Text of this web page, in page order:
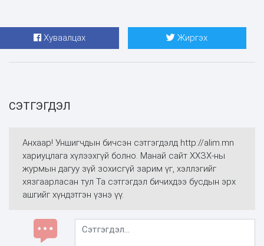
Хуваалцах Жиргэх
СЭТГЭГДЭЛ
Анхаар! Уншигчдын бичсэн сэтгэгдэлд http://alim.mn
хариуцлага хүлээхгүй болно. Манай сайт ХХЗХ-ны
журмын дагуу зүй зохисгүй зарим үг, хэллэгийг
хязгаарласан тул Та сэтгэгдэл бичихдээ бусдын эрх
ашгийг хүндэтгэн үзнэ үү.